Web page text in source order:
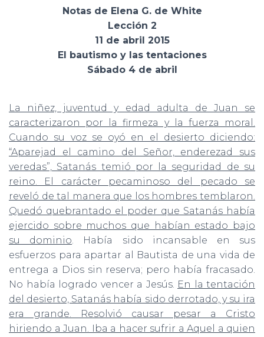
N
Notas de Elena G. de White
Lección 2
11 de abril 2015
El bautismo y las tentaciones
Sábado 4 de abril
La niñez, juventud y edad adulta de Juan se
caracterizaron por la firmeza y la fuerza moral.
Cuando su voz se oyó en el desierto diciendo:
“Aparejad el camino del Señor, enderezad sus
veredas”, Satanás temió por la seguridad de su
reino. El carácter pecaminoso del pecado se
reveló de tal manera que los hombres temblaron.
Quedó quebrantado el poder que Satanás había
ejercido sobre muchos que habían estado bajo
su dominio. Había sido incansable en sus
esfuerzos para apartar al Bautista de una vida de
entrega a Dios sin reserva; pero había fracasado.
No había logrado vencer a Jesús. En la tentación
del desierto, Satanás había sido derrotado, y su ira
era grande. Resolvió causar pesar a Cristo
hiriendo a Juan. Iba a hacer sufrir a Aquel a quien